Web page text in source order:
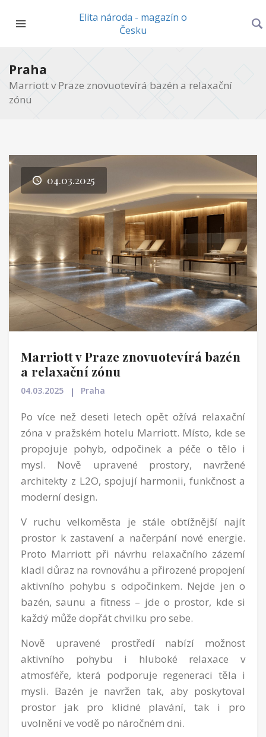
Elita národa - magazín o
Česku
Praha
Marriott v Praze znovuotevírá bazén a relaxační
zónu
04.03.2025
Marriott v Praze znovuotevírá bazén
a relaxační zónu
04.03.2025 Praha
Po více než deseti letech opět ožívá relaxační
zóna v pražském hotelu Marriott. Místo, kde se
propojuje pohyb, odpočinek a péče o tělo i
mysl. Nově upravené prostory, navržené
architekty z L2O, spojují harmonii, funkčnost a
moderní design.
V ruchu velkoměsta je stále obtížnější najít
prostor k zastavení a načerpání nové energie.
Proto Marriott při návrhu relaxačního zázemí
kladl důraz na rovnováhu a přirozené propojení
aktivního pohybu s odpočinkem. Nejde jen o
bazén, saunu a fitness – jde o prostor, kde si
každý může dopřát chvilku pro sebe.
Nově upravené prostředí nabízí možnost
aktivního pohybu i hluboké relaxace v
atmosféře, která podporuje regeneraci těla i
mysli. Bazén je navržen tak, aby poskytoval
prostor jak pro klidné plavání, tak i pro
uvolnění ve vodě po náročném dni.